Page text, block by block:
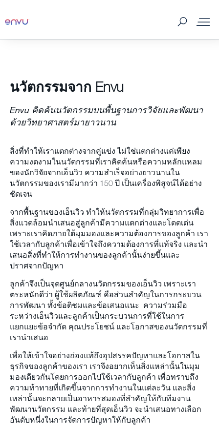
เกี่ยวกับเรา
ติดต่อเรา
จดหมายข่าว
แผนผังเว็บไซต์
ร่วมงานกับเรา
จัดการแมลงโดยผู้เชี่ยวชาญ
การจัดการแมลงและหนูในฟาร์ม
ป้องกันและกำจัดศัตรูพาหะ
SDS & Labels
นวัตกรรมจาก Envu
Envu คิดค้นนวัตกรรมบนพื้นฐานการวิจัยและพัฒนา
ด้วยวิทยาศาสตร์มายาวนาน
สิ่งที่ทำให้เราแตกต่างจากคู่แข่ง ไม่ใช่แตกต่างแค่เพียง
ความงดงามในนวัตกรรมที่เราคิดค้นหรือความหลักแหลม
ของนักวิจัยจากเอ็นวิว ความสำเร็จอย่างยาวนานใน
นวัตกรรมของเรามีมากว่า 150 ปี เป็นเครื่องพิสูจน์ได้อย่าง
ชัดเจน
จากพื้นฐานของเอ็นวิว ทำให้นวัตกรรมที่กลุ่มวิทยาการเพื่อ
สิ่งแวดล้อมนำเสนอสู่ลูกค้ามีความแตกต่างและโดดเด่น
เพราะเราคิดภายใต้มุมมองและความต้องการของลูกค้า เรา
ใช้เวลากับลูกค้าเพื่อเข้าใจถึงความต้องการที่แท้จริง และนำ
เสนอสิ่งที่ทำให้การทำงานของลูกค้านั้นง่ายขึ้นและ
ปราศจากปัญหา
ลูกค้าจึงเป็นจุดศูนย์กลางนวัตกรรมของเอ็นวิว เพราะเรา
ตระหนักดีว่า ผู้ใช้ผลิตภัณฑ์ คือส่วนสำคัญในการกระบวน
การพัฒนา ทั้งข้อติชมและข้อเสนอแนะ ความร่วมมือ
ระหว่างเอ็นวิวและลูกค้าเป็นกระบวนการที่ใช้ในการ
แยกแยะข้อจำกัด คุณประโยชน์ และโอกาสของนวัตกรรมที่
เรานำเสนอ
เพื่อให้เข้าใจอย่างถ่องแท้ถึงอุปสรรคปัญหาและโอกาสใน
ธุรกิจของลูกค้าของเรา เราจึงอยากเห็นสิ่งแหล่านั้นในมุม
มองเดียวกันโดยการออกไปใช้เวลากับลูกค้า เพื่อทราบถึง
ความท้าทายที่เกิดขึ้นจากการทำงานในแต่ละวัน และสิ่ง
เหล่านั้นจะกลายเป็นอาหารสมองที่สำคัญให้กับทีมงาน
พัฒนานวัตกรรม และท้ายที่สุดเอ็นวิว จะนำเสนอทางเลือก
อันดับหนึ่งในการจัดการปัญหาให้กับลูกค้า